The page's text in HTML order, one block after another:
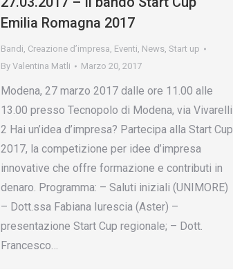
Emilia Romagna 2017
Bandi, Creazione d’impresa, Eventi, News, Start up
By Valentina Matli Marzo 20, 2017
Modena, 27 marzo 2017 dalle ore 11.00 alle
13.00 presso Tecnopolo di Modena, via Vivarelli
2 Hai un’idea d’impresa? Partecipa alla Start Cup
2017, la competizione per idee d’impresa
innovative che offre formazione e contributi in
denaro. Programma: – Saluti iniziali (UNIMORE)
– Dott.ssa Fabiana Iurescia (Aster) –
presentazione Start Cup regionale; – Dott.
Francesco…